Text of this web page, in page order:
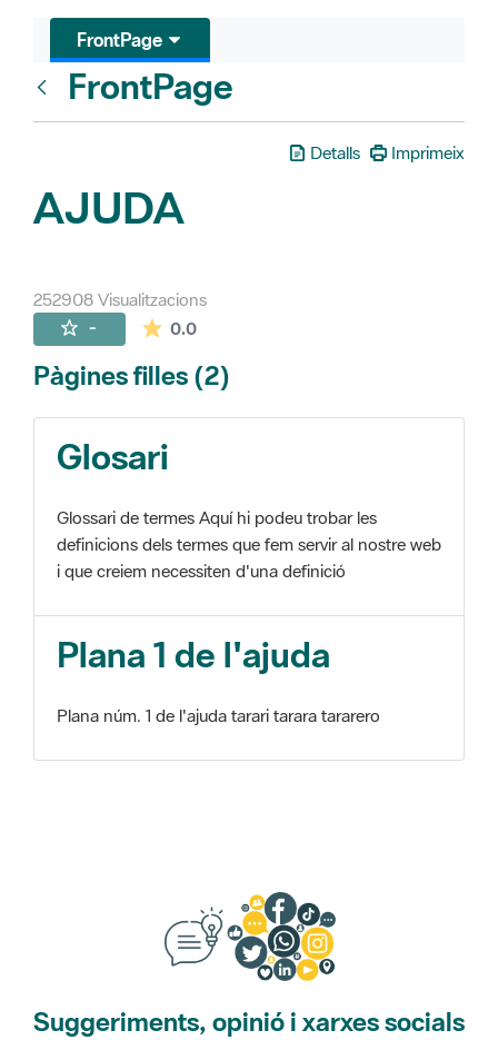
FrontPage
FrontPage
Detalls Imprimeix
AJUDA
252908 Visualitzacions
- 0.0La mitjana de les valoracions és de 0
Pàgines filles (2)
Glosari
Glossari de termes Aquí hi podeu trobar les
definicions dels termes que fem servir al nostre web
i que creiem necessiten d'una definició
Plana 1 de l'ajuda
Plana núm. 1 de l'ajuda tarari tarara tararero
Suggeriments, opinió i xarxes socials